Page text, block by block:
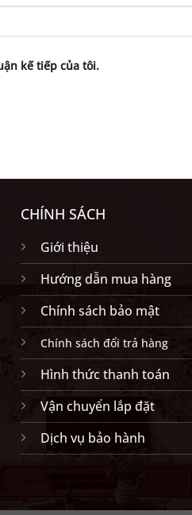
kế tiếp của tôi.
CHÍNH SÁCH
Giới thiệu
Hướng dẫn mua hàng
Chính sách bảo mật
Chính sách đổi trả hàng
Hình thức thanh toán
Vận chuyển lắp đặt
Dịch vụ bảo hành